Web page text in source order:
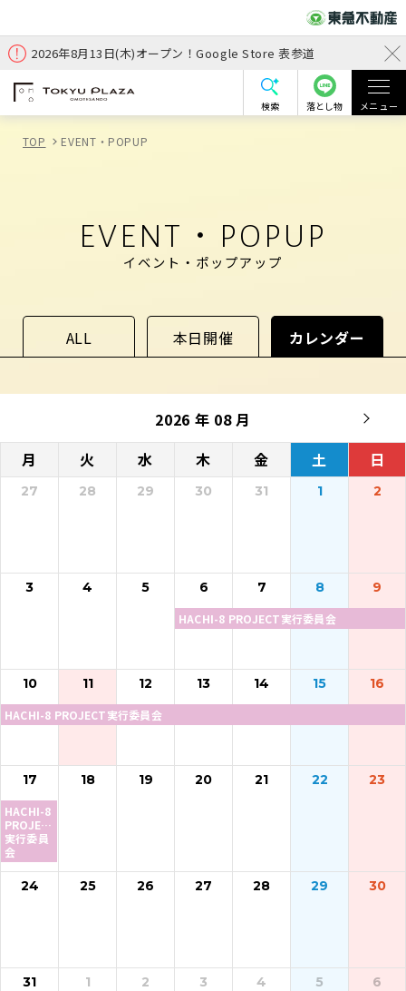
2026年8月13日(木)オープン！Google Store 表参道
検索 落とし物 メニュー
TOP EVENT・POPUP
EVENT・POPUP
イベント・ポップアップ
ALL 本日開催 カレンダー
2026 年 08 月
月
火 水 木 金 土 日
27 28 29 30 31 1 2
3 4 5 6
HACHI-8 PROJECT実行委員会
7 8 9
10
HACHI-8 PROJECT実行委員会
11 12 13 14 15 16
17
HACHI-8
PROJECT
実行委員
会
18 19 20 21 22 23
24 25 26 27 28 29 30
31 1 2 3 4 5 6